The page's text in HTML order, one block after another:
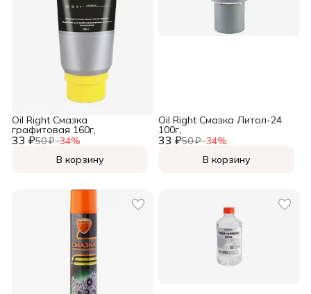
33 ₽50 ₽−34%
Oil Right Смазка
графитовая 160г,
В корзину
33 ₽50 ₽−34%
Oil Right Смазка Литол-24
100г,
В корзину